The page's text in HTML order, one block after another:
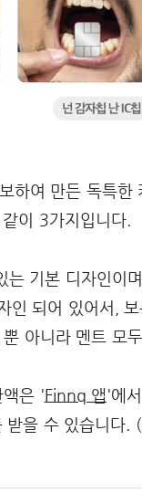
하여 만든 독특
이 3가지입니다.
기본 디자인이
인 되어 있어서,
뿐 아니라 멘트 모
액은 'Finnq 앱 '에
받을 수 있습니다